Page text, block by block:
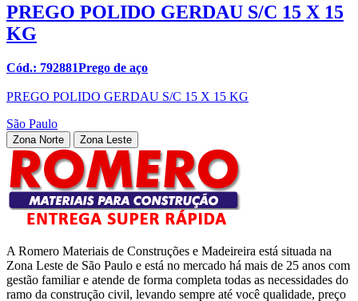
PREGO POLIDO GERDAU S/C 15 X 15
KG
Cód.: 792881Prego de aço
PREGO POLIDO GERDAU S/C 15 X 15 KG
São Paulo
Zona Norte Zona Leste
A Romero Materiais de Construções e Madeireira está situada na
Zona Leste de São Paulo e está no mercado há mais de 25 anos com
gestão familiar e atende de forma completa todas as necessidades do
ramo da construção civil, levando sempre até você qualidade, preço